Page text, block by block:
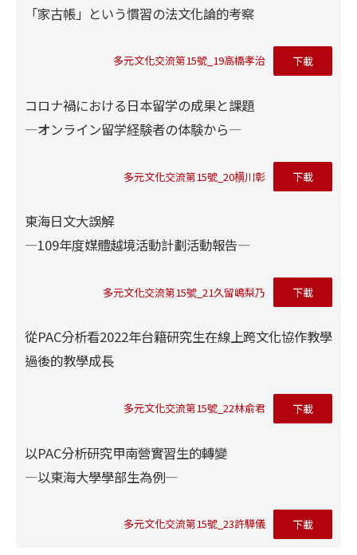
「家古帳」という慣習の法文化論的考察
多元文化交流第15號_19高橋孝治 下載
コロナ禍における日本留学の成果と課題
―オンライン留学経験者の体験から―
多元文化交流第15號_20横川彰 下載
東海日文大誤解
―109年度媒體越境活動計劃活動報告―
多元文化交流第15號_21久留嶋梨乃 下載
從PAC分析看2022年台籍研究生在線上跨文化協作教學
過後的教學成長
多元文化交流第15號_22林俞君 下載
以PAC分析研究甲南營實習生的轉變
―以東海大學學部生為例―
多元文化交流第15號_23許驊儀 下載